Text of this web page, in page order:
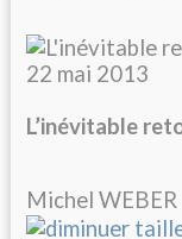
22 mai 2013
L’inévitable
Michel WEBER